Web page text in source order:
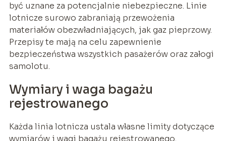
być uznane za potencjalnie niebezpieczne. Linie
lotnicze surowo zabraniają przewożenia
materiałów obezwładniających, jak gaz pieprzowy.
Przepisy te mają na celu zapewnienie
bezpieczeństwa wszystkich pasażerów oraz załogi
samolotu.
Wymiary i waga bagażu
rejestrowanego
Każda linia lotnicza ustala własne limity dotyczące